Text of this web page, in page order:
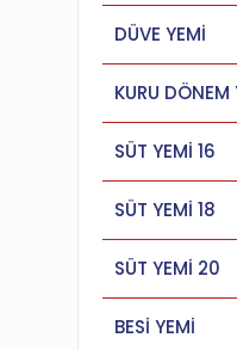
DÜVE YEMİ
KURU DÖNEM
SÜT YEMİ 16
SÜT YEMİ 18
SÜT YEMİ 20
BESİ YEMİ